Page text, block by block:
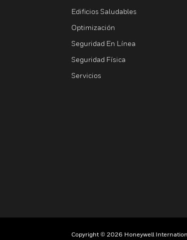
Edificios Saludables
Optimización
Seguridad En Línea
Seguridad Física
Servicios
Copyright © 2026 Honeywell